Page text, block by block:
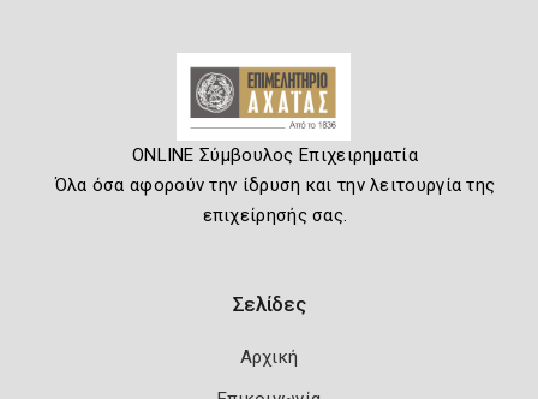
ONLINE Σύμβουλος Επιχειρηματία
Όλα όσα αφορούν την ίδρυση και την λειτουργία της
επιχείρησής σας.
Σελίδες
Αρχική